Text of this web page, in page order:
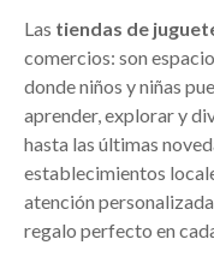
Las tiendas de
comercios: son
donde niños y niñas
aprender, explorar y
hasta las últimas
establecimientos
atención
regalo perfecto en